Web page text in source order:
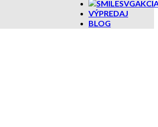
VÝPREDAJ
BLOG